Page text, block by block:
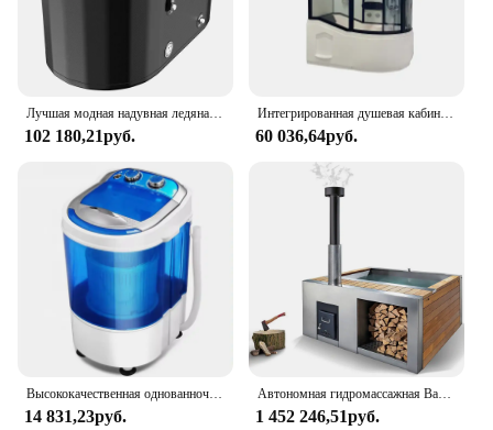
commercial settings.
Лучшая модная надувная ледяная ванна, восстановительная стручка, холодная ванна с охладителем
102 180,21руб.
Интегрированная душевая кабина с серфингом, Встроенная Закрытая ванная комната, сауна, ванна для замачивания, разделение сухой и влажной душевой кабины
60 036,64руб.
Высококачественная однованночная мини стиральная машина 3 кг портативная полуавтоматическая стиральная машина с корзиной
14 831,23руб.
Автономная гидромассажная Ванна с деревянной горелкой для четырех человек, гидротерапия, для открытого воздуха, спа из нержавеющей стали
1 452 246,51руб.